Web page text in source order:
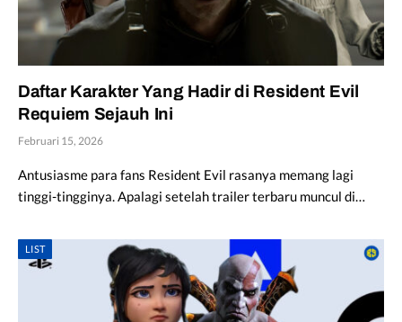
Daftar Karakter Yang Hadir di Resident Evil
Requiem Sejauh Ini
Februari 15, 2026
Antusiasme para fans Resident Evil rasanya memang lagi
tinggi-tingginya. Apalagi setelah trailer terbaru muncul di…
LIST